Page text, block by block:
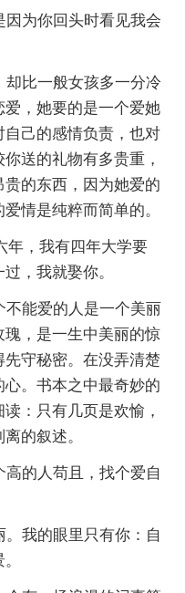
因为你回头时看见我会
却比一般女孩多一分冷
，她要的是一个爱她
己的感情负责，也对
送的礼物有多贵重，
的东西，因为她爱的
情是纯粹而简单的。
年，我有四年大学要
，我就娶你。
能爱的人是一个美丽
，是一生中美丽的惊
守秘密。在没弄清楚
。书本之中最奇妙的
：只有几页是欢愉，
的叙述。
的人苟且，找个爱自
我的眼里只有你：自